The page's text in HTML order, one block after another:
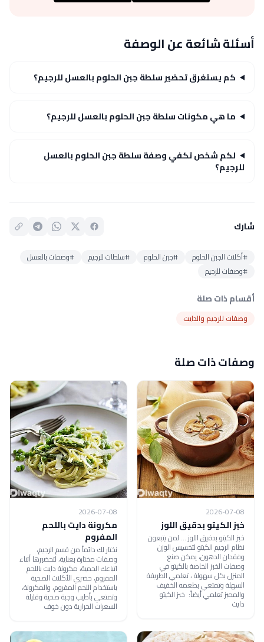
أسئلة شائعة عن الوصفة
كم يستغرق تحضير سلطة جبن الحلوم بالعسل للرجيم؟
ما هي مكونات سلطة جبن الحلوم بالعسل للرجيم؟
لكم شخص تكفي وصفة سلطة جبن الحلوم بالعسل
للرجيم؟
شارك
#أكلات الجبن الحلوم #جبن الحلوم #سلطات للرجيم
#وصفات بالعسل
#وصفات للرجيم
أقسام ذات صلة
وصفات للرجيم والدايت
وصفات ذات صلة
2026-07-08
خبز الكيتو بدقيق اللوز
خبز الكيتو بدقيق اللوز ... لمن يتبعون
نظام الرجيم الكيتو لتخسيس الوزن
وفقدان الدهون، يمكن صنع
وصفات الخبز الخاصة بالكيتو في
المنزل بكل سهولة ، تعلمي الطريقة
السهلة وتمتعي بطعمه الخفيف
والمميز تعلمي أيضاً: خبز الكيتو
دايت
2026-07-08
مكرونة دايت باللحم
المفروم
نختار لك دائماً من قسم الرجيم،
وصفات مختارة بعناية، لتحضيرها أثناء
اتباعك الحمية، مكرونة دايت باللحم
المفروم، حضري الأكلات الصحية
باستخدام اللحم المفروم، والمكرونة،
وتمتعي بأطيب وجبة صحية وقليلة
السعرات الحرارية دون خوف